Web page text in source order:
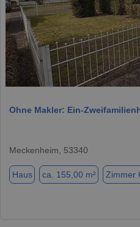
Ohne Makler: Ein-
Meckenheim, 53340
Haus ca. 155,00 m² Zimmer